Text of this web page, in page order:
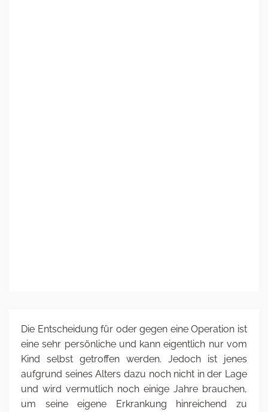
Die Entscheidung für oder gegen eine Operation ist
eine sehr persönliche und kann eigentlich nur vom
Kind selbst getroffen werden. Jedoch ist jenes
aufgrund seines Alters dazu noch nicht in der Lage
und wird vermutlich noch einige Jahre brauchen,
um seine eigene Erkrankung hinreichend zu